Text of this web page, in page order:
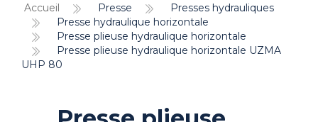
Accueil Presse
Presses hydrauliques
Presse hydraulique horizontale
Presse plieuse hydraulique horizontale
Presse plieuse hydraulique horizontale UZMA
UHP 80